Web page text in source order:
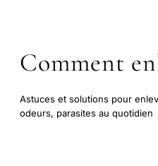
Comment
Astuces et solutions pour
odeurs, parasites au quotidien